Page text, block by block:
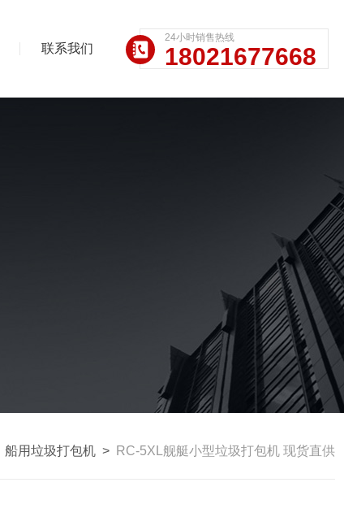
联系我们
24小时销售热线
18021677668
船用垃圾打包机 > RC-5XL舰艇小型垃圾打包机 现货直供